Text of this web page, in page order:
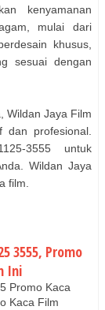
kenyamanan
mulai dari
khusus,
sesuai dengan
Wildan Jaya Film
dan profesional.
3555 untuk
Wildan Jaya
film.
3555, Promo
Ini
Promo Kaca
Kaca Film